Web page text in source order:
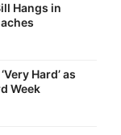
Hangs in
Hard’ as
Week